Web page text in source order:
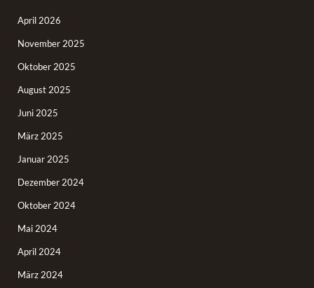
April 2026
November 2025
Oktober 2025
August 2025
Juni 2025
März 2025
Januar 2025
Dezember 2024
Oktober 2024
Mai 2024
April 2024
März 2024